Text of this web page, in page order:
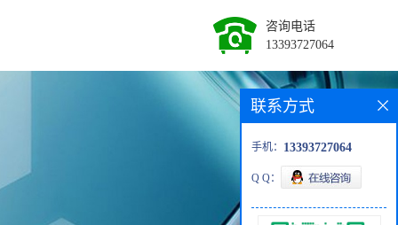
咨询电话
13393727064
联系方式
手机： 13393727064
Q Q：